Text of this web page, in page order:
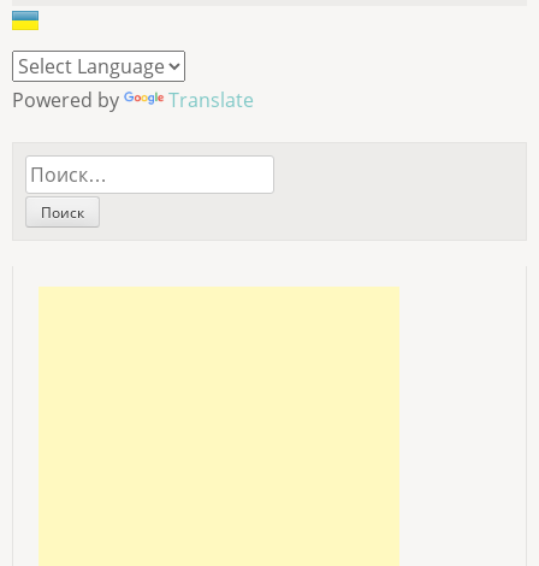
Powered by Translate
Найти: